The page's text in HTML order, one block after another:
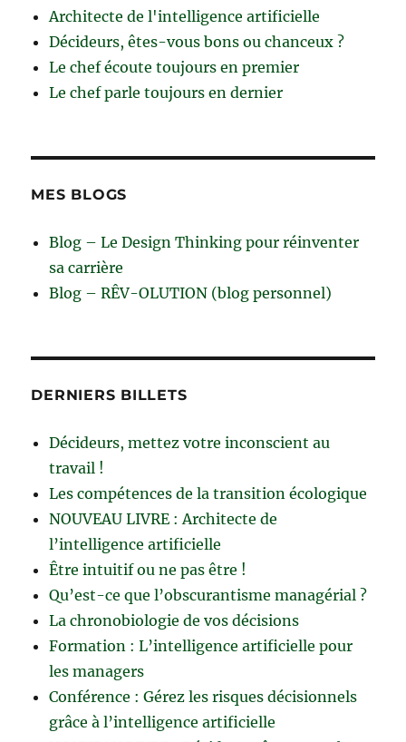
Architecte de l'intelligence artificielle
Décideurs, êtes-vous bons ou chanceux ?
Le chef écoute toujours en premier
Le chef parle toujours en dernier
MES BLOGS
Blog – Le Design Thinking pour réinventer
sa carrière
Blog – RÊV-OLUTION (blog personnel)
DERNIERS BILLETS
Décideurs, mettez votre inconscient au
travail !
Les compétences de la transition écologique
NOUVEAU LIVRE : Architecte de
l’intelligence artificielle
Être intuitif ou ne pas être !
Qu’est-ce que l’obscurantisme managérial ?
La chronobiologie de vos décisions
Formation : L’intelligence artificielle pour
les managers
Conférence : Gérez les risques décisionnels
grâce à l’intelligence artificielle